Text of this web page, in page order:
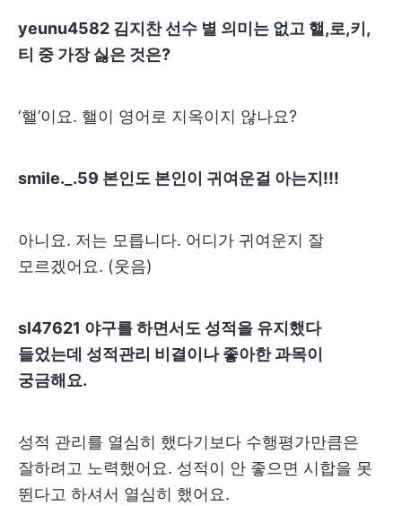
yeunu4582 김지찬 선수 별 의미는 없고 핼,로,키,
티 중 가장 싫은 것은?
‘핼’이요. 핼이 영어로 지옥이지 않나요?
smile._.59 본인도 본인이 귀여운걸 아는지!!!
아니요. 저는 모릅니다. 어디가 귀여운지 잘
모르겠어요. (웃음)
sl47621 야구를 하면서도 성적을 유지했다
들었는데 성적관리 비결이나 좋아한 과목이
궁금해요.
성적 관리를 열심히 했다기보다 수행평가만큼은
잘하려고 노력했어요. 성적이 안 좋으면 시합을 못
뛴다고 하셔서 열심히 했어요.